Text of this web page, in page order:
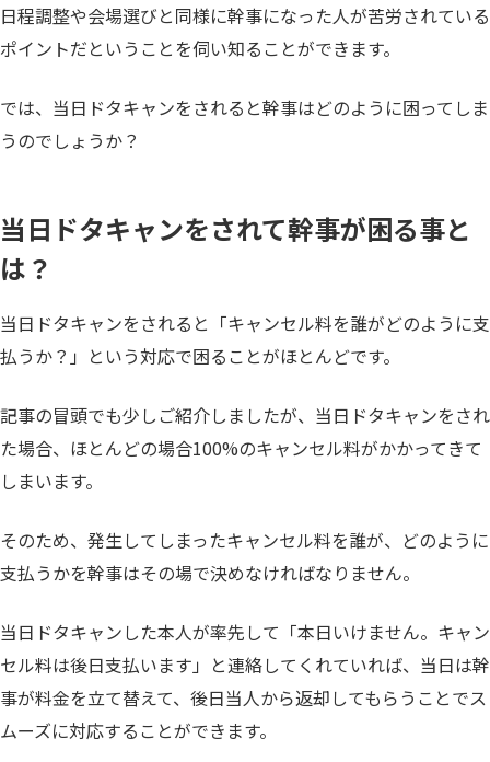
日程調整や会場選びと同様に幹事になった人が苦労されている
ポイントだということを伺い知ることができます。
では、当日ドタキャンをされると幹事はどのように困ってしま
うのでしょうか？
当日ドタキャンをされて幹事が困る事と
は？
当日ドタキャンをされると「キャンセル料を誰がどのように支
払うか？」という対応で困ることがほとんどです。
記事の冒頭でも少しご紹介しましたが、当日ドタキャンをされ
た場合、ほとんどの場合100%のキャンセル料がかかってきて
しまいます。
そのため、発生してしまったキャンセル料を誰が、どのように
支払うかを幹事はその場で決めなければなりません。
当日ドタキャンした本人が率先して「本日いけません。キャン
セル料は後日支払います」と連絡してくれていれば、当日は幹
事が料金を立て替えて、後日当人から返却してもらうことでス
ムーズに対応することができます。